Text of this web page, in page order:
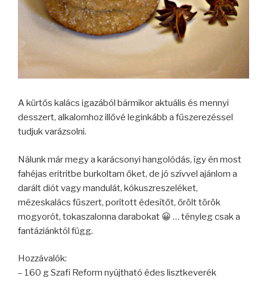
A kürtős kalács igazából bármikor aktuális és mennyi
desszert, alkalomhoz illővé leginkább a fűszerezéssel
tudjuk varázsolni.
Nálunk már megy a karácsonyi hangolódás, így én most
fahéjas eritritbe burkoltam őket, de jó szívvel ajánlom a
darált diót vagy mandulát, kókuszreszeléket,
mézeskalács fűszert, porított édesítőt, őrölt török
mogyorót, tokaszalonna darabokat 😀 … tényleg csak a
fantáziánktól függ.
Hozzávalók:
– 160 g Szafi Reform nyújtható édes lisztkeverék